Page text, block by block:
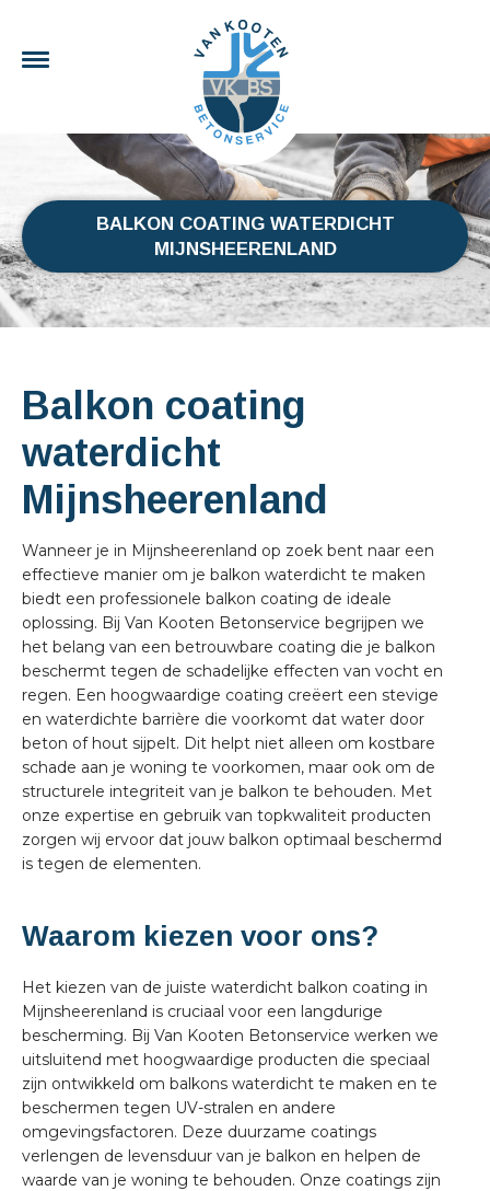
BALKON COATING WATERDICHT
MIJNSHEERENLAND
Balkon coating
waterdicht
Mijnsheerenland
Wanneer je in Mijnsheerenland op zoek bent naar een
effectieve manier om je balkon waterdicht te maken
biedt een professionele balkon coating de ideale
oplossing. Bij Van Kooten Betonservice begrijpen we
het belang van een betrouwbare coating die je balkon
beschermt tegen de schadelijke effecten van vocht en
regen. Een hoogwaardige coating creëert een stevige
en waterdichte barrière die voorkomt dat water door
beton of hout sijpelt. Dit helpt niet alleen om kostbare
schade aan je woning te voorkomen, maar ook om de
structurele integriteit van je balkon te behouden. Met
onze expertise en gebruik van topkwaliteit producten
zorgen wij ervoor dat jouw balkon optimaal beschermd
is tegen de elementen.
Waarom kiezen voor ons?
Het kiezen van de juiste waterdicht balkon coating in
Mijnsheerenland is cruciaal voor een langdurige
bescherming. Bij Van Kooten Betonservice werken we
uitsluitend met hoogwaardige producten die speciaal
zijn ontwikkeld om balkons waterdicht te maken en te
beschermen tegen UV-stralen en andere
omgevingsfactoren. Deze duurzame coatings
verlengen de levensduur van je balkon en helpen de
waarde van je woning te behouden. Onze coatings zijn